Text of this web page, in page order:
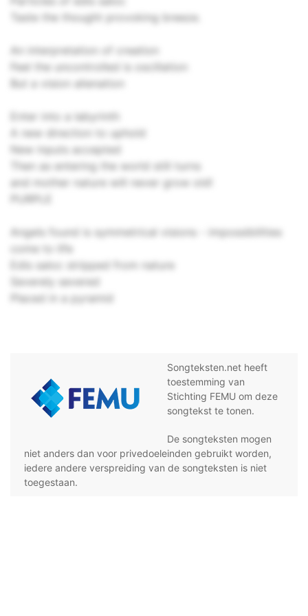
Taste the thought provoking breeze.
An interpretation of creation
Feel the uncontrolled is oscillation
But a vision alienation
Enter into a labyrinth
A new direction to uphold
New inputs accepted
Then as entering the world still turns
and mother nature will never grow old!
Angels found is symmetrical visions - impossibilities
come to life
Edis saloc stripped from nature
Severely severed
Placed in a pyramid
Songteksten.net heeft
toestemming van
Stichting FEMU om deze
songtekst te tonen.
De songteksten mogen
niet anders dan voor privedoeleinden gebruikt worden,
iedere andere verspreiding van de songteksten is niet
toegestaan.